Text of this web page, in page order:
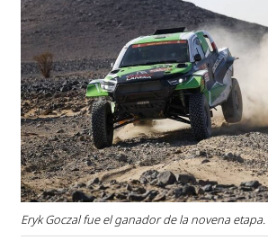
Eryk Goczal fue el ganador de la novena etapa.